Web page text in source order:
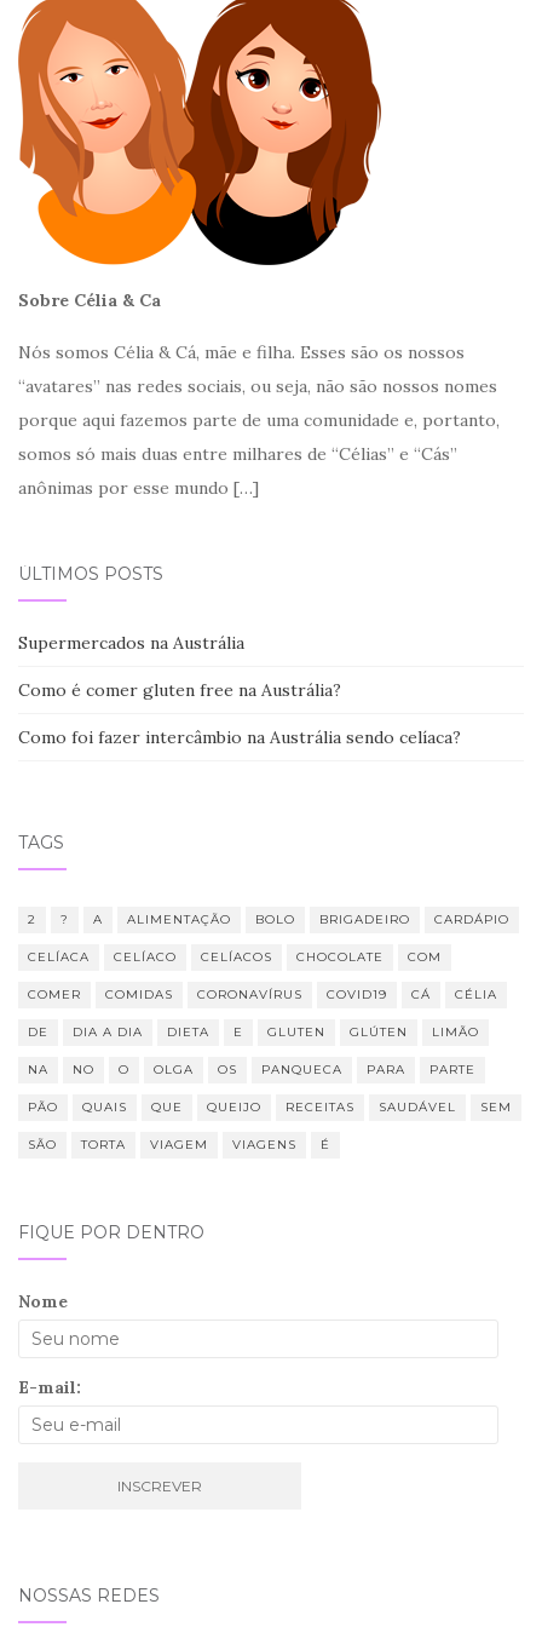
Sobre Célia & Ca
Nós somos Célia & Cá, mãe e filha. Esses são os nossos
“avatares” nas redes sociais, ou seja, não são nossos nomes
porque aqui fazemos parte de uma comunidade e, portanto,
somos só mais duas entre milhares de “Célias” e “Cás”
anônimas por esse mundo […]
ÚLTIMOS POSTS
Supermercados na Austrália
Como é comer gluten free na Austrália?
Como foi fazer intercâmbio na Austrália sendo celíaca?
TAGS
2 ? A ALIMENTAÇÃO BOLO BRIGADEIRO CARDÁPIO
CELÍACA CELÍACO CELÍACOS CHOCOLATE COM
COMER COMIDAS CORONAVÍRUS COVID19 CÁ CÉLIA
DE DIA A DIA DIETA E GLUTEN GLÚTEN LIMÃO
NA NO O OLGA OS PANQUECA PARA PARTE
PÃO QUAIS QUE QUEIJO RECEITAS SAUDÁVEL SEM
SÃO TORTA VIAGEM VIAGENS É
FIQUE POR DENTRO
Nome
E-mail:
NOSSAS REDES